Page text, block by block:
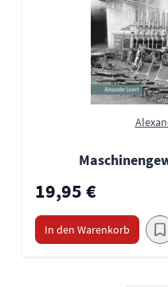
19,95 €
In den Warenkorb